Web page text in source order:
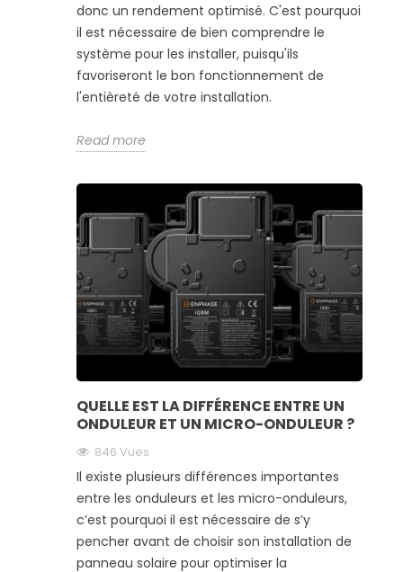
donc un rendement optimisé. C'est pourquoi
il est nécessaire de bien comprendre le
système pour les installer, puisqu'ils
favoriseront le bon fonctionnement de
l'entièreté de votre installation.
Read more
QUELLE EST LA DIFFÉRENCE ENTRE UN
ONDULEUR ET UN MICRO-ONDULEUR ?
846 Vues
Il existe plusieurs différences importantes
entre les onduleurs et les micro-onduleurs,
c’est pourquoi il est nécessaire de s’y
pencher avant de choisir son installation de
panneau solaire pour optimiser la